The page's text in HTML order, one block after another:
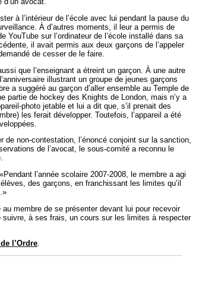
à l’intérieur de l’école avec lui pendant la pause du
À d’autres moments, il leur a permis de
YouTube sur l’ordinateur de l’école installé dans sa
il avait permis aux deux garçons de l’appeler
de cesser de le faire.
que l’enseignant a étreint un garçon. À une autre
illustrant un groupe de jeunes garçons
a suggéré au garçon d’aller ensemble au Temple de
partie de hockey des Knights de London, mais n’y a
photo jetable et lui a dit que, s’il prenait des
les ferait développer. Toutefois, l’appareil a été
non-contestation, l’énoncé conjoint sur la sanction,
de l’avocat, le sous-comité a reconnu le
l’année scolaire 2007-2008, le membre a agi
des garçons, en franchissant les limites qu’il
membre de se présenter devant lui pour recevoir
suivre, à ses frais, un cours sur les limites à respecter
l’Ordre